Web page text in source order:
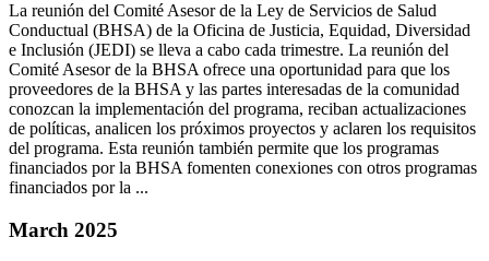
La reunión del Comité Asesor de la Ley de Servicios de Salud
Conductual (BHSA) de la Oficina de Justicia, Equidad, Diversidad
e Inclusión (JEDI) se lleva a cabo cada trimestre. La reunión del
Comité Asesor de la BHSA ofrece una oportunidad para que los
proveedores de la BHSA y las partes interesadas de la comunidad
conozcan la implementación del programa, reciban actualizaciones
de políticas, analicen los próximos proyectos y aclaren los requisitos
del programa. Esta reunión también permite que los programas
financiados por la BHSA fomenten conexiones con otros programas
financiados por la ...
March 2025